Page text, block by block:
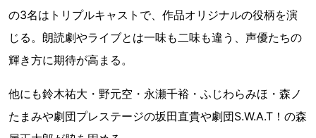
の3名はトリプルキャストで、作品オリジナルの役柄を演
じる。朗読劇やライブとは一味も二味も違う、声優たちの
輝き方に期待が高まる。
他にも鈴木祐大・野元空・永瀬千裕・ふじわらみほ・森ノ
たまみや劇団プレステージの坂田直貴や劇団S.W.A.T！の森